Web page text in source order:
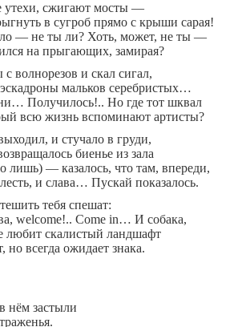
утехи, сжигают мосты —
в сугроб прямо с крыши сарая!
— не ты ли? Хоть, может, не ты —
на прыгающих, замирая?
волнорезов и скал сигал,
мальков серебристых…
Получилось!.. Но где тот шквал
всю жизнь вспоминают артисты?
и стучало в груди,
биенье из зала
лишь) — казалось, что там, впереди,
и слава… Пускай показалось.
тебя спешат:
welcome!.. Come in… И собака,
любит скалистый ландшафт
но всегда ожидает знака.
нём застыли